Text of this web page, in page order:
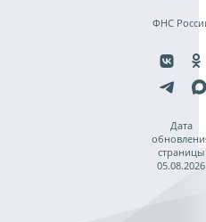
ФНС
Дата
страницы
05.08.2026